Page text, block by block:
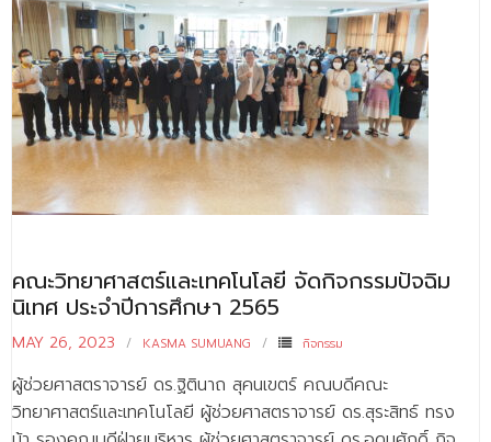
คณะวิทยาศาสตร์และเทคโนโลยี จัดกิจกรรมปัจฉิม
นิเทศ ประจำปีการศึกษา 2565
MAY 26, 2023 KASMA SUMUANG กิจกรรม
ผู้ช่วยศาสตราจารย์ ดร.ฐิตินาถ สุคนเขตร์ คณบดีคณะ
วิทยาศาสตร์และเทคโนโลยี ผู้ช่วยศาสตราจารย์ ดร.สุระสิทธ์ ทรง